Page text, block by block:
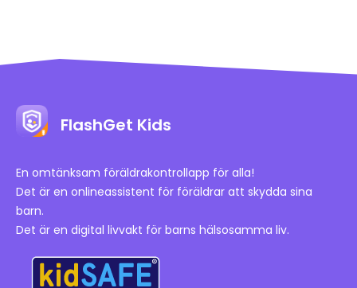
FlashGet Kids
En omtänksam föräldrakontrollapp för alla!
Det är en onlineassistent för föräldrar att skydda sina
barn.
Det är en digital livvakt för barns hälsosamma liv.